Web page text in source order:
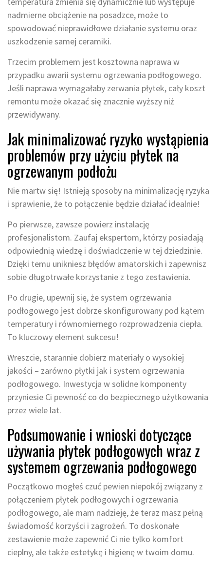
nadmierne obciążenie na posadzce, może to
spowodować nieprawidłowe działanie systemu oraz
uszkodzenie samej ceramiki.
Trzecim problemem jest kosztowna naprawa w
przypadku awarii systemu ogrzewania podłogowego.
Jeśli naprawa wymagałaby zerwania płytek, cały koszt
remontu może okazać się znacznie wyższy niż
przewidywany.
Jak minimalizować ryzyko wystąpienia
problemów przy użyciu płytek na
ogrzewanym podłożu
Nie martw się! Istnieją sposoby na minimalizację ryzyka
i sprawienie, że to połączenie będzie działać idealnie!
Po pierwsze, zawsze powierz instalację
profesjonalistom. Zaufaj ekspertom, którzy posiadają
odpowiednią wiedzę i doświadczenie w tej dziedzinie.
Dzięki temu unikniesz błędów amatorskich i zapewnisz
sobie długotrwałe korzystanie z tego zestawienia.
Po drugie, upewnij się, że system ogrzewania
podłogowego jest dobrze skonfigurowany pod kątem
temperatury i równomiernego rozprowadzenia ciepła.
To kluczowy element sukcesu!
Wreszcie, starannie dobierz materiały o wysokiej
jakości – zarówno płytki jak i system ogrzewania
podłogowego. Inwestycja w solidne komponenty
przyniesie Ci pewność co do bezpiecznego użytkowania
przez wiele lat.
Podsumowanie i wnioski dotyczące
używania płytek podłogowych wraz z
systemem ogrzewania podłogowego
Początkowo mogłeś czuć pewien niepokój związany z
połączeniem płytek podłogowych i ogrzewania
podłogowego, ale mam nadzieję, że teraz masz pełną
świadomość korzyści i zagrożeń. To doskonałe
zestawienie może zapewnić Ci nie tylko komfort
cieplny, ale także estetykę i higienę w twoim domu.